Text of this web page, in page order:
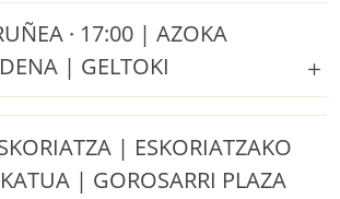
· 17:00 | AZOKA
| GELTOKI
| ESKORIATZAKO
| GOROSARRI PLAZA